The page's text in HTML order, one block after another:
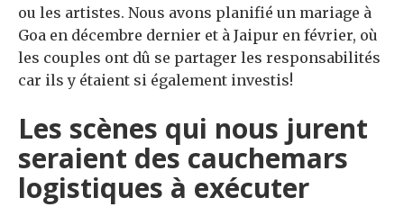
ou les artistes. Nous avons planifié un mariage à
Goa en décembre dernier et à Jaipur en février, où
les couples ont dû se partager les responsabilités
car ils y étaient si également investis!
Les scènes qui nous jurent
seraient des cauchemars
logistiques à exécuter